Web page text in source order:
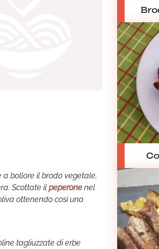
bollore il brodo vegetale,
Scottate il peperone nel
ottenendo così una
tagliuzzate di erbe